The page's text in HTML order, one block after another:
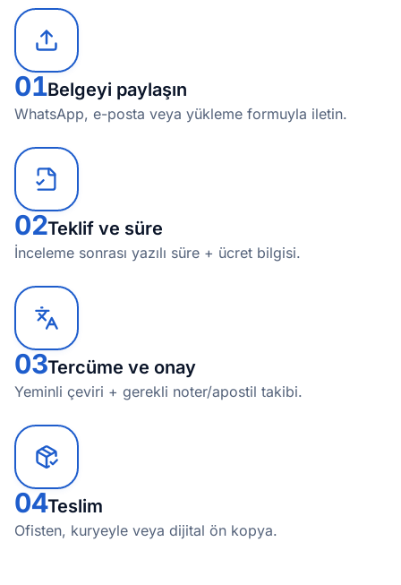
01Belgeyi paylaşın
WhatsApp, e-posta veya yükleme formuyla iletin.
02Teklif ve süre
İnceleme sonrası yazılı süre + ücret bilgisi.
03Tercüme ve onay
Yeminli çeviri + gerekli noter/apostil takibi.
04Teslim
Ofisten, kuryeyle veya dijital ön kopya.